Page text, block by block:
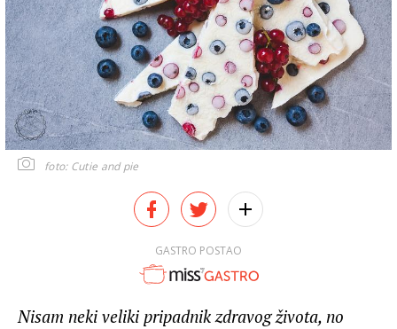
foto: Cutie and pie
GASTRO POSTAO
Nisam neki veliki pripadnik zdravog života, no